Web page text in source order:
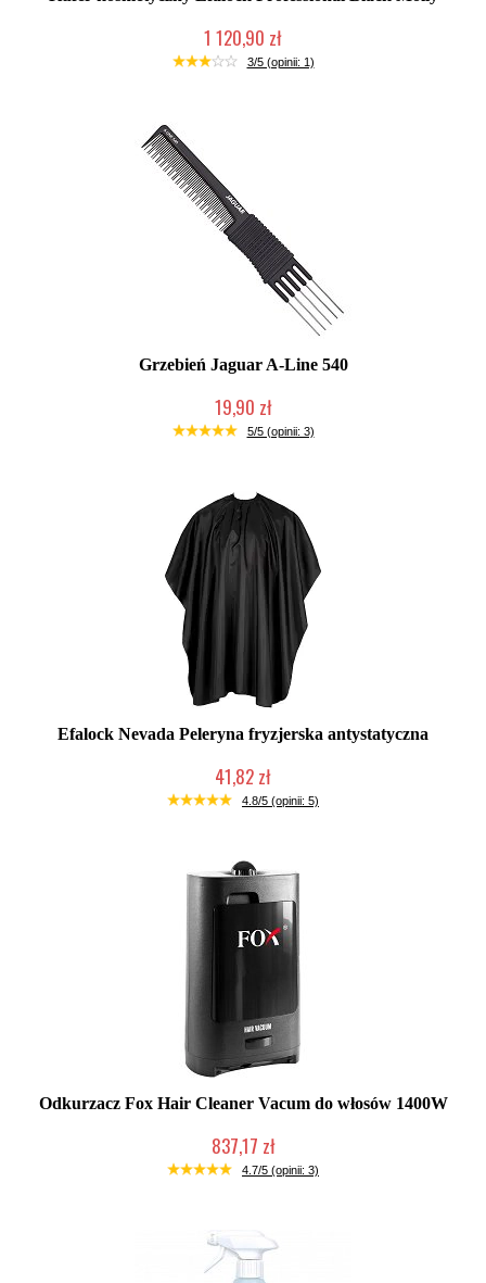
1 120,90 zł
Duża ilość (wysyłka w 24h)
3/5 (opinii: 1)
Grzebień Jaguar A-Line 540
19,90 zł
Duża ilość (wysyłka w 24h)
5/5 (opinii: 3)
Efalock Nevada Peleryna fryzjerska antystatyczna
41,82 zł
Duża ilość (wysyłka w 24h)
4.8/5 (opinii: 5)
Odkurzacz Fox Hair Cleaner Vacum do włosów 1400W
837,17 zł
Mała ilość (wysyłka w 24h)
4.7/5 (opinii: 3)